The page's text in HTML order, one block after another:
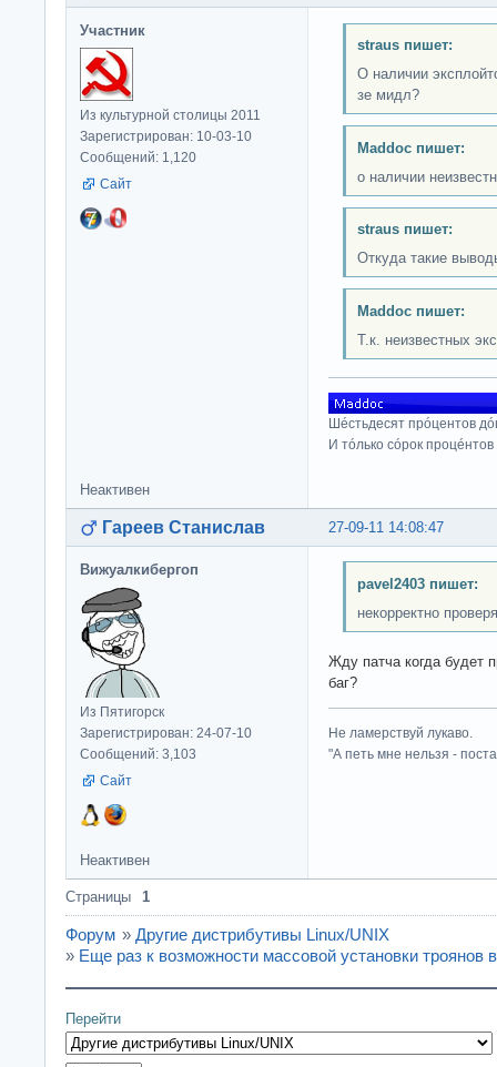
Участник
Из культурной столицы 2011
Зарегистрирован: 10-03-10
Сообщений: 1,120
Сайт
straus пишет:
О наличии
зе мидл?
Maddoc пишет:
о наличии
straus пишет:
Откуда такие
Maddoc пишет:
Т.к. неизвестных
Шéстьдесят прóцентов
И тóлько сóрок
Неактивен
27-09-11 14:08:47
Гареев Станислав
Вижуалкибергоп
Из Пятигорск
Зарегистрирован: 24-07-10
Сообщений: 3,103
Сайт
pavel2403 пишет:
некорректно
Жду патча когда будет
баг?
Не ламерствуй лукаво.
"А петь мне нельзя -
Неактивен
Страницы 1
Форум » Другие дистрибутивы Linux/UNIX
» Еще раз к возможности массовой установки троянов
Перейти